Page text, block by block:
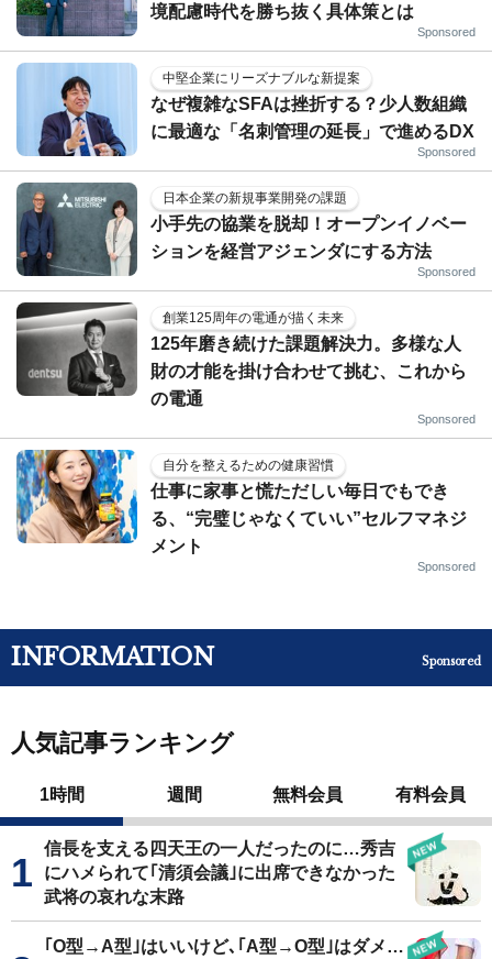
境配慮時代を勝ち抜く具体策とは
Sponsored
中堅企業にリーズナブルな新提案
なぜ複雑なSFAは挫折する？少人数組織
に最適な「名刺管理の延長」で進めるDX
Sponsored
日本企業の新規事業開発の課題
小手先の協業を脱却！オープンイノベー
ションを経営アジェンダにする方法
Sponsored
創業125周年の電通が描く未来
125年磨き続けた課題解決力。多様な人
財の才能を掛け合わせて挑む、これから
の電通
Sponsored
自分を整えるための健康習慣
仕事に家事と慌ただしい毎日でもでき
る、“完璧じゃなくていい”セルフマネジ
メント
Sponsored
INFORMATION Sponsored
人気記事ランキング
1時間 週間 無料会員 有料会員
信長を支える四天王の一人だったのに…秀吉
にハメられて｢清須会議｣に出席できなかった
武将の哀れな末路
｢O型→A型｣はいいけど､｢A型→O型｣はダメ…